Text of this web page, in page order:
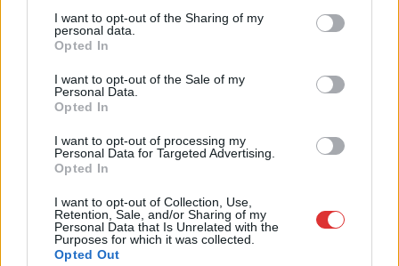
not limited to your visit or usage behaviour. You may click to
grant or deny consent to Google and its third-party tags to
use your data for below specified purposes in below Google
consent section.
I want to opt-out of the Sharing of my
personal data.
Opted In
I want to opt-out of the Sale of my
Personal Data.
Opted In
I want to opt-out of processing my
Personal Data for Targeted Advertising.
Opted In
I want to opt-out of Collection, Use,
Retention, Sale, and/or Sharing of my
Personal Data that Is Unrelated with the
Purposes for which it was collected.
Opted Out
2026.08.06. Horváth Zsolt
Kecskemét vasútvonal közlekedését
Akik csütörtök reggel a Szolnok és Kecskemét közötti
vasútvonalon tervezték az utazásukat, azoknak érdemes volt